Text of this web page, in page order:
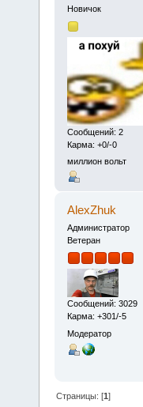
Новичок
Сообщений: 2
Карма: +0/-0
миллион вольт
AlexZhuk
Администратор
Ветеран
Сообщений: 3029
Карма: +301/-5
Модератор
Страницы: [1]